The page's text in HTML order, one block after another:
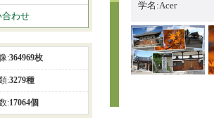
学名:Acer
合わせ
:364969枚
:3279種
:17064個